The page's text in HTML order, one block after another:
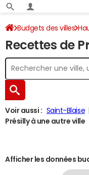
Budgets des villes
Recettes de
Voir aussi : Saint-Blaise
Présilly à une autre ville
Afficher les données